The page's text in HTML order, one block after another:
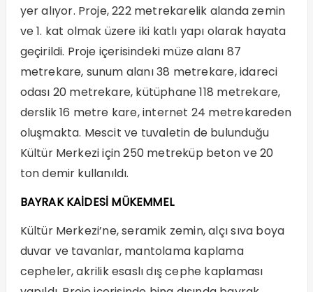
yer alıyor. Proje, 222 metrekarelik alanda zemin
ve 1. kat olmak üzere iki katlı yapı olarak hayata
geçirildi. Proje içerisindeki müze alanı 87
metrekare, sunum alanı 38 metrekare, idareci
odası 20 metrekare, kütüphane 118 metrekare,
derslik 16 metre kare, internet 24 metrekareden
oluşmakta. Mescit ve tuvaletin de bulunduğu
Kültür Merkezi için 250 metreküp beton ve 20
ton demir kullanıldı.
BAYRAK KAİDESİ MÜKEMMEL
Kültür Merkezi’ne, seramik zemin, alçı sıva boya
duvar ve tavanlar, mantolama kaplama
cepheler, akrilik esaslı dış cephe kaplaması